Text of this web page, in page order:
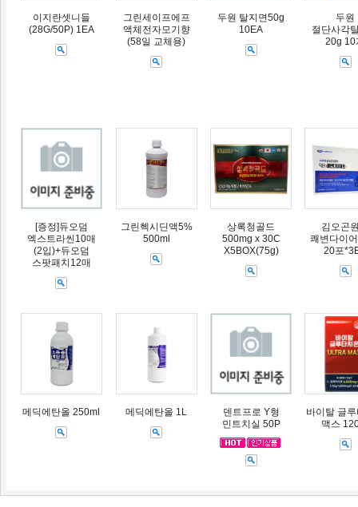
이지란셋니들
(28G/50P) 1EA
그린세이프에프
액체전자모기향
(58일 교체용)
두원 탈지면50g
10EA
두원
절단사각
20g 10
[증정]듀오덤
엑스트라씬10매
(2입)+듀오덤
스팟패치12매
그린헥시딘액5%
500ml
상록청골드
500mg x 30C
X5BOX(75g)
김오곤
쾌변다이
20포
메딕에탄올 250ml 메딕에탄올 1L
덴트프로 Y형
민트치실 50P
바이탈 글
맥스